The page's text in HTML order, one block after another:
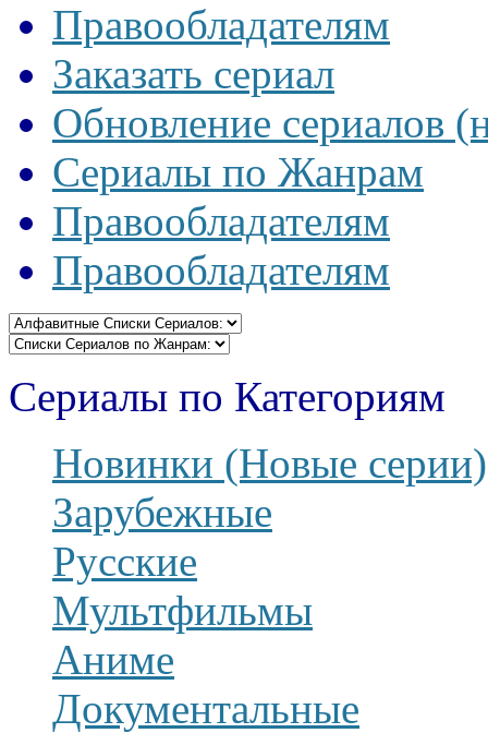
Правообладателям
Заказать сериал
Обновление сериалов
Сериалы по Жанрам
Правообладателям
Правообладателям
Сериалы по Категориям
Новинки (Новые серии)
Зарубежные
Русские
Мультфильмы
Аниме
Документальные